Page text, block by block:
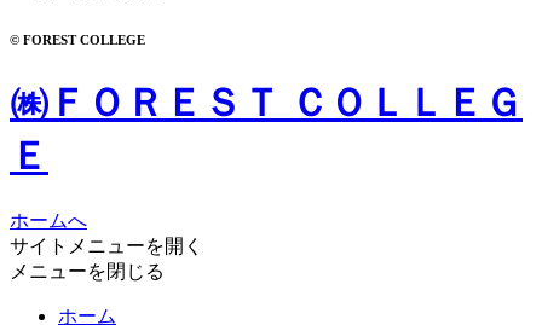
© FOREST COLLEGE
㈱ＦＯＲＥＳＴ ＣＯＬＬＥＧ
Ｅ
ホームへ
サイトメニューを開く
メニューを閉じる
ホーム